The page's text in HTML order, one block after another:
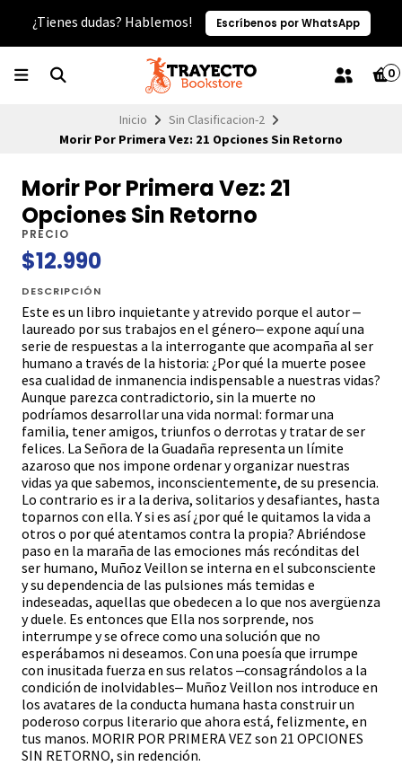
¿Tienes dudas? Hablemos! Escríbenos por WhatsApp
0
Inicio
Sin Clasificacion-2
Morir Por Primera Vez: 21 Opciones Sin Retorno
Morir Por Primera Vez: 21
Opciones Sin Retorno
PRECIO
$12.990
DESCRIPCIÓN
Este es un libro inquietante y atrevido porque el autor ‒
laureado por sus trabajos en el género‒ expone aquí una
serie de respuestas a la interrogante que acompaña al ser
humano a través de la historia: ¿Por qué la muerte posee
esa cualidad de inmanencia indispensable a nuestras vidas?
Aunque parezca contradictorio, sin la muerte no
podríamos desarrollar una vida normal: formar una
familia, tener amigos, triunfos o derrotas y tratar de ser
felices. La Señora de la Guadaña representa un límite
azaroso que nos impone ordenar y organizar nuestras
vidas ya que sabemos, inconscientemente, de su presencia.
Lo contrario es ir a la deriva, solitarios y desafiantes, hasta
toparnos con ella. Y si es así ¿por qué le quitamos la vida a
otros o por qué atentamos contra la propia? Abriéndose
paso en la maraña de las emociones más recónditas del
ser humano, Muñoz Veillon se interna en el subconsciente
y su dependencia de las pulsiones más temidas e
indeseadas, aquellas que obedecen a lo que nos avergüenza
y duele. Es entonces que Ella nos sorprende, nos
interrumpe y se ofrece como una solución que no
esperábamos ni deseamos. Con una poesía que irrumpe
con inusitada fuerza en sus relatos ‒consagrándolos a la
condición de inolvidables‒ Muñoz Veillon nos introduce en
los avatares de la conducta humana hasta construir un
poderoso corpus literario que ahora está, felizmente, en
tus manos. MORIR POR PRIMERA VEZ son 21 OPCIONES
SIN RETORNO, sin redención.